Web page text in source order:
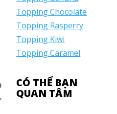
Topping Chocolate
Topping Rasperry
Topping Kiwi
Topping Caramel
CÓ THỂ BẠN
QUAN TÂM